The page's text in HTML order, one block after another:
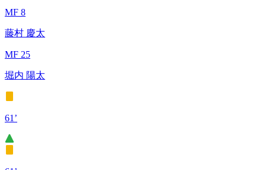
MF 8
藤村 慶太
MF 25
堀内 陽太
61’